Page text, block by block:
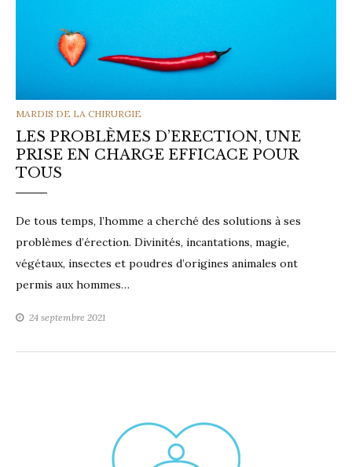
CATEGORIES
MARDIS DE LA CHIRURGIE
LES PROBLÈMES D’ERECTION, UNE
PRISE EN CHARGE EFFICACE POUR
TOUS
De tous temps, l’homme a cherché des solutions à ses
problèmes d’érection. Divinités, incantations, magie,
végétaux, insectes et poudres d’origines animales ont
permis aux hommes…
24 septembre 2021